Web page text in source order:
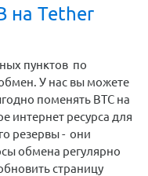
на Tether
пунктов по
У нас вы можете
поменять BTC на
интернет ресурса для
резервы - они
обмена регулярно
страницу